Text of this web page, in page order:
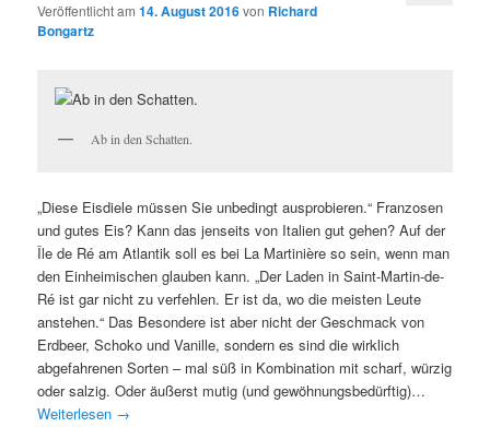
Veröffentlicht am14. August 2016von Richard
Bongartz
Ab in den Schatten.
„Diese Eisdiele müssen Sie unbedingt ausprobieren.“ Franzosen
und gutes Eis? Kann das jenseits von Italien gut gehen? Auf der
Île de Ré am Atlantik soll es bei La Martinière so sein, wenn man
den Einheimischen glauben kann. „Der Laden in Saint-Martin-de-
Ré ist gar nicht zu verfehlen. Er ist da, wo die meisten Leute
anstehen.“ Das Besondere ist aber nicht der Geschmack von
Erdbeer, Schoko und Vanille, sondern es sind die wirklich
abgefahrenen Sorten – mal süß in Kombination mit scharf, würzig
oder salzig. Oder äußerst mutig (und gewöhnungsbedürftig)…
Weiterlesen →